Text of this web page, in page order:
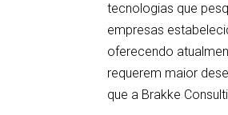
tecnologias que
empresas
oferecendo
requerem maior
que a Brakke